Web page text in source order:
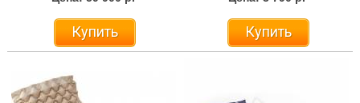
Купить Купить